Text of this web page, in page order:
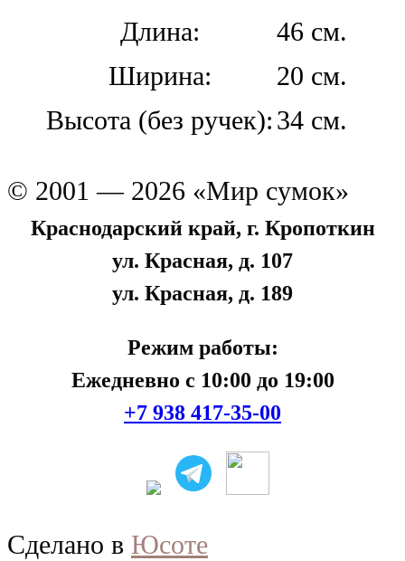
Длина:
46 см.
Ширина:
20 см.
Высота (без ручек): 34 см.
© 2001 — 2026 «Мир сумок»
Краснодарский край, г. Кропоткин
ул. Красная, д. 107
ул. Красная, д. 189
Режим работы:
Ежедневно с 10:00 до 19:00
+7 938 417-35-00
Сделано в Юсоте